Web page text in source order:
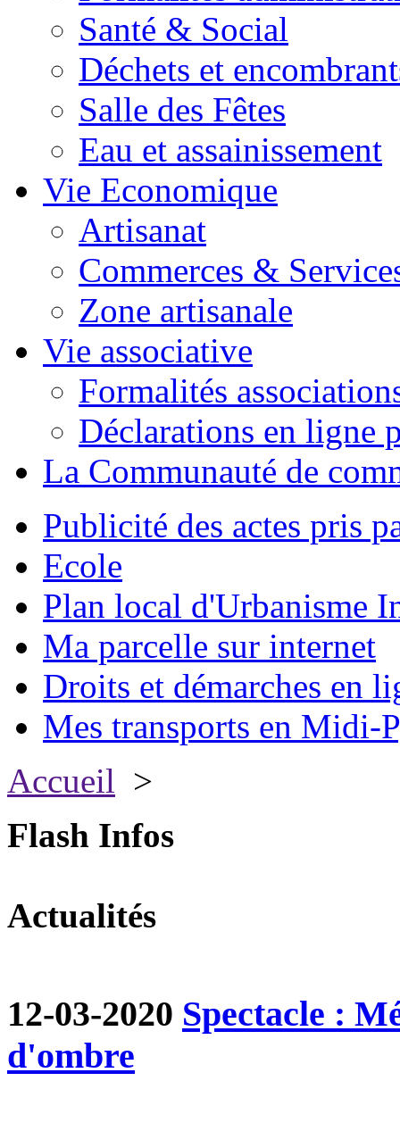
Santé & Social
Déchets et
Salle des Fêtes
Eau et assainissement
Vie Economique
Artisanat
Commerces &
Zone artisanale
Vie associative
Formalités
Déclarations en ligne
La Communauté de
Publicité des actes pris
Ecole
Plan local d'Urbanisme
Ma parcelle sur internet
Droits et démarches en
Mes transports en Midi-
Accueil >
Flash Infos
Actualités
12-03-2020 Spectacle :
d'ombre